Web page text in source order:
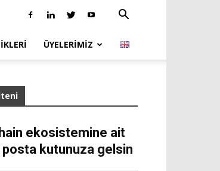
ÜYELERIMIZ
ekosistemine ait
posta kutunuza gelsin